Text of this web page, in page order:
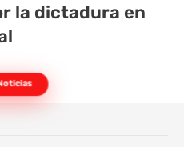
la dictadura en